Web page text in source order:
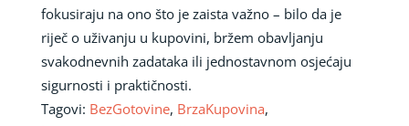
fokusiraju na ono što je zaista važno – bilo da je
riječ o uživanju u kupovini, bržem obavljanju
svakodnevnih zadataka ili jednostavnom osjećaju
sigurnosti i praktičnosti.
Tagovi: BezGotovine, BrzaKupovina,